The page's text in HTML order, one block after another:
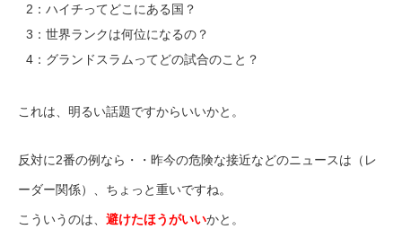
2：ハイチってどこにある国？
3：世界ランクは何位になるの？
4：グランドスラムってどの試合のこと？
これは、明るい話題ですからいいかと。
反対に2番の例なら・・昨今の危険な接近などのニュースは（レ
ーダー関係）、ちょっと重いですね。
こういうのは、 避けたほうがいいかと。